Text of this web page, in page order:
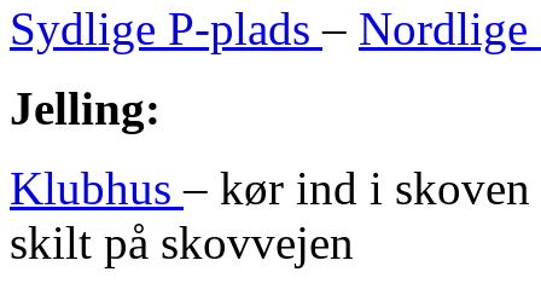
Sydlige P-plads– Nordlige
Jelling:
Klubhus– kør ind i skoven
skilt på skovvejen